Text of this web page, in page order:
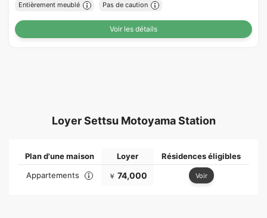
Entièrement meublé Pas de caution
Voir les détails
Loyer Settsu Motoyama Station
Plan d'une maison Loyer
Résidences éligibles
Appartements
￥ 74,000 Voir